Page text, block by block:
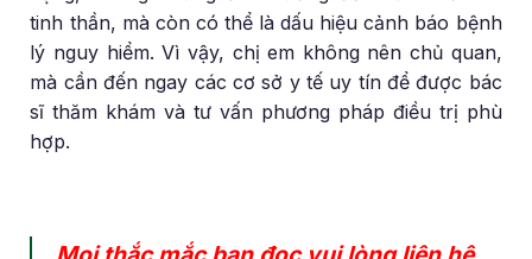
tinh thần, mà còn có thể là dấu hiệu cảnh báo bệnh
lý nguy hiểm. Vì vậy, chị em không nên chủ quan,
mà cần đến ngay các cơ sở y tế uy tín để được bác
sĩ thăm khám và tư vấn phương pháp điều trị phù
hợp.